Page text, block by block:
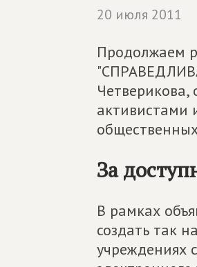
20 июля 2011
Продолжаем
Четверикова,
активистами
За
В рамках
создать так
учреждениях